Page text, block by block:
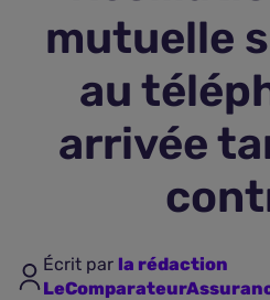
Plus d'assurances
mutuelle
au
arrivée
Écrit par la rédaction